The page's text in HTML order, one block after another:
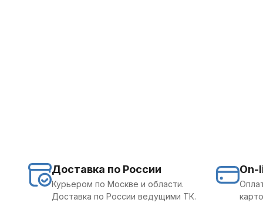
Доставка по России
Курьером по Москве и области.
Доставка по России ведущими ТК.
On-